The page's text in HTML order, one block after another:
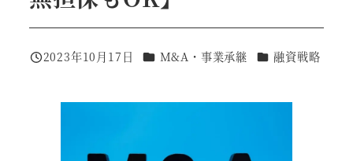
投稿日
2023年10月17日 カテゴリー
M&A・事業承継 カテゴリー
融資戦略